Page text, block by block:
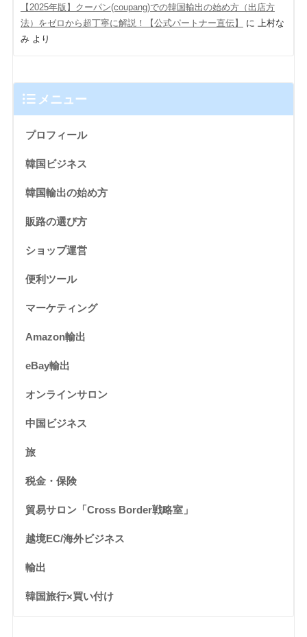
【2025年版】クーパン(coupang)での韓国輸出の始め方（出店方
法）をゼロから超丁寧に解説！【公式パートナー直伝】
に
上村な
みより
メニュー
プロフィール
韓国ビジネス
韓国輸出の始め方
販路の選び方
ショップ運営
便利ツール
マーケティング
Amazon輸出
eBay輸出
オンラインサロン
中国ビジネス
旅
税金・保険
貿易サロン「Cross Border戦略室」
越境EC/海外ビジネス
輸出
韓国旅行×買い付け